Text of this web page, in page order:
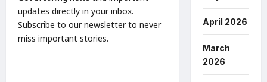
updates directly in your inbox.
Subscribe to our newsletter to never
miss important stories.
April 2026
March
2026